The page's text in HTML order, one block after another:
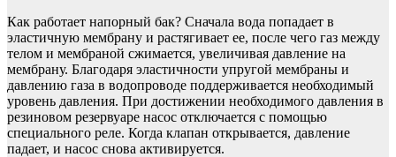
Как работает напорный бак? Сначала вода попадает в
эластичную мембрану и растягивает ее, после чего газ между
телом и мембраной сжимается, увеличивая давление на
мембрану. Благодаря эластичности упругой мембраны и
давлению газа в водопроводе поддерживается необходимый
уровень давления. При достижении необходимого давления в
резиновом резервуаре насос отключается с помощью
специального реле. Когда клапан открывается, давление
падает, и насос снова активируется.